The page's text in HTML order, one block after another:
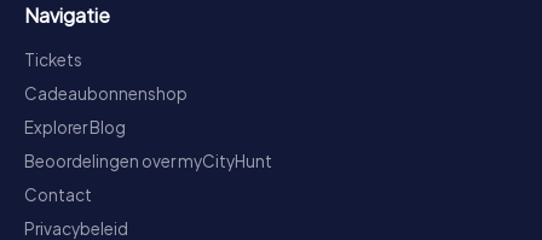
Navigatie
Tickets
Cadeaubonnenshop
Explorer Blog
Beoordelingen over myCityHunt
Contact
Privacybeleid